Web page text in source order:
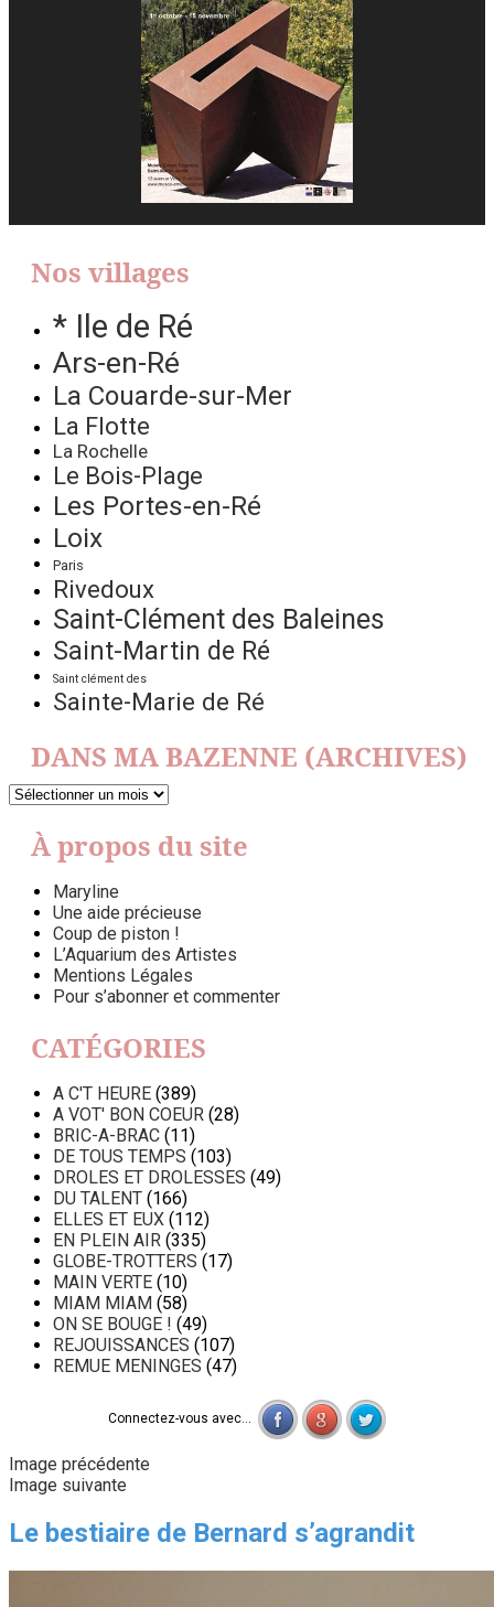
Nos villages
* Ile de Ré
Ars-en-Ré
La Couarde-sur-Mer
La Flotte
La Rochelle
Le Bois-Plage
Les Portes-en-Ré
Loix
Paris
Rivedoux
Saint-Clément des Baleines
Saint-Martin de Ré
Saint clément des
Sainte-Marie de Ré
DANS MA BAZENNE (ARCHIVES)
DANS
BAZENNE
(ARCHIVES)
À propos du site
Maryline
Une aide précieuse
Coup de piston !
L’Aquarium des Artistes
Mentions Légales
Pour s’abonner et commenter
CATÉGORIES
A C'T HEURE (389)
A VOT' BON COEUR (28)
BRIC-A-BRAC (11)
DE TOUS TEMPS (103)
DROLES ET DROLESSES (49)
DU TALENT (166)
ELLES ET EUX (112)
EN PLEIN AIR (335)
GLOBE-TROTTERS (17)
MAIN VERTE (10)
MIAM MIAM (58)
ON SE BOUGE ! (49)
REJOUISSANCES (107)
REMUE MENINGES (47)
Connectez-vous avec...
Image précédente
Image suivante
Le bestiaire de Bernard s’agrandit